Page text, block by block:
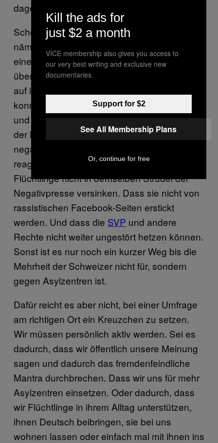
dagegen tun.
Schon bei der Minarettinitiative haben wir
nämlich zwei Fehler gemacht. Wir haben
einerseits den Islamgegnern das Feld
überlassen und andererseits zu wenig heftig
auf ihren Bullshit reagiert. Die Initianten
konnten ihr Mantra ungestört in den Medien
und auf Facebook verbreiten. Ein grosser Teil
der Berichte über Muslime war damals
negativ gefärbt. Und wir haben kaum darauf
reagiert. Heute müssen wir schauen, dass
Flüchtlinge nicht in demselben Strudel der
Negativpresse versinken. Dass sie nicht von
rassistischen Facebook-Seiten erstickt
werden. Und dass die SVP und andere
Rechte nicht weiter ungestört hetzen können.
Sonst ist es nur noch ein kurzer Weg bis die
Mehrheit der Schweizer nicht für, sondern
gegen Asylzentren ist.
Dafür reicht es aber nicht, bei einer Umfrage
am richtigen Ort ein Kreuzchen zu setzen.
Wir müssen persönlich aktiv werden. Sei es
dadurch, dass wir öffentlich unsere Meinung
sagen und dadurch das fremdenfeindliche
Mantra durchbrechen. Dass wir uns für mehr
Asylzentren einsetzen. Oder dadurch, dass
wir Flüchtlinge in ihrem Alltag unterstützen,
ihnen Deutsch beibringen, sie bei uns
wohnen lassen oder einfach mal mit ihnen ins
Kill the ads for
just $2 a month
VICE membership also gives you access to
our very best writing and exclusive new
documentaries.
Support for $2
See All Membership Plans
Or, continue for free